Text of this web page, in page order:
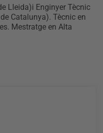
Lleida)i Enginyer Tècnic
Catalunya). Tècnic en
Mestratge en Alta